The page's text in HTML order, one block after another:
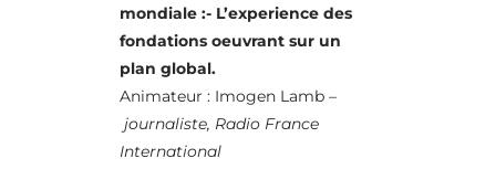
mondiale :- L’experience des
fondations oeuvrant sur un
plan global.
Animateur : Imogen Lamb –
journaliste, Radio France
International